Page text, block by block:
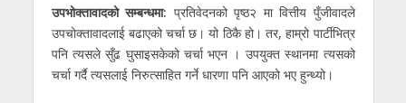
उपभोक्तावादको सम्बन्धमा: प्रतिवेदनको पृष्ठ२ मा वित्तीय पुँजीवादले
उपचोक्तावादलाई बढाएको चर्चा छ। यो ठिकै हो। तर, हाम्रो पार्टीभित्र
पनि त्यसले सुँढ घुसाइसकेको चर्चा भएन । उपयुक्त स्थानमा त्यसको
चर्चा गर्दै त्यसलाई निरुत्साहित गर्ने धारणा पनि आएको भए हुन्थ्यो।